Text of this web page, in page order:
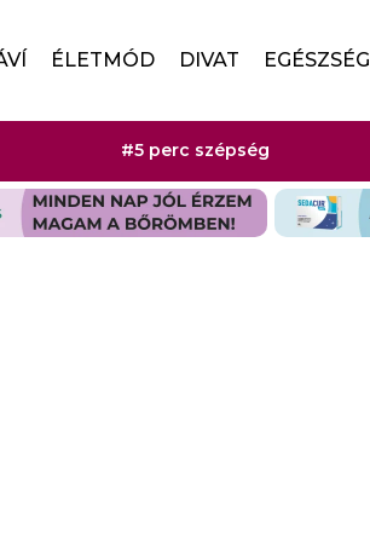
ÉLETMÓD DIVAT EGÉSZSÉG
#5 perc szépség